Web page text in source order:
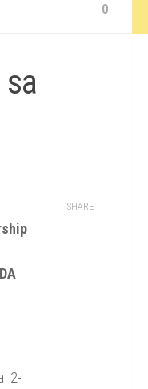
0
2-
SHARE